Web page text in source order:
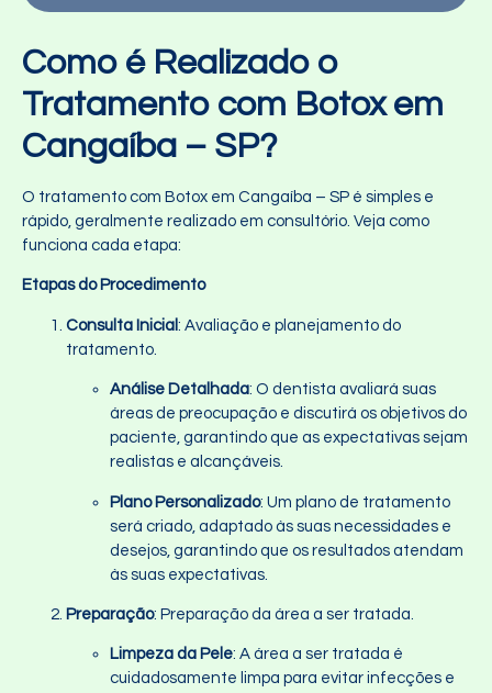
Como é Realizado o
Tratamento com Botox em
Cangaíba – SP?
O tratamento com Botox em Cangaíba – SP é simples e
rápido, geralmente realizado em consultório. Veja como
funciona cada etapa:
Etapas do Procedimento
Consulta Inicial : Avaliação e planejamento do
tratamento.
Análise Detalhada: O dentista avaliará suas
áreas de preocupação e discutirá os objetivos do
paciente, garantindo que as expectativas sejam
realistas e alcançáveis.
Plano Personalizado: Um plano de tratamento
será criado, adaptado às suas necessidades e
desejos, garantindo que os resultados atendam
às suas expectativas.
Preparação: Preparação da área a ser tratada.
Limpeza da Pele: A área a ser tratada é
cuidadosamente limpa para evitar infecções e